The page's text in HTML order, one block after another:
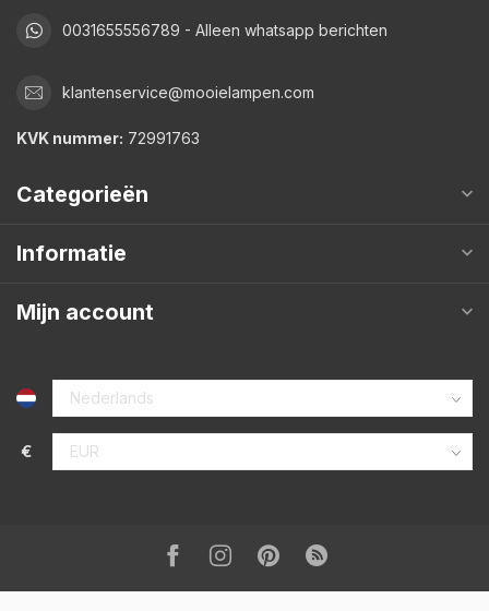
0031655556789 - Alleen whatsapp berichten
klantenservice@mooielampen.com
KVK nummer: 72991763
Categorieën
Informatie
Mijn account
€